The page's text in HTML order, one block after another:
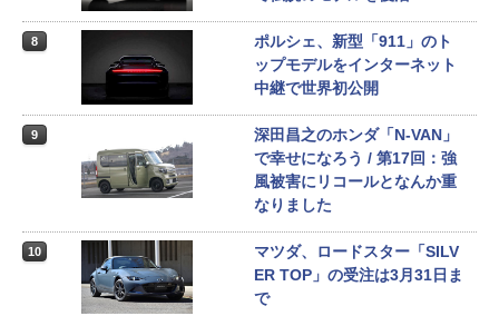
8
ポルシェ、新型「911」のト
ップモデルをインターネット
中継で世界初公開
9
深田昌之のホンダ「N-VAN」
で幸せになろう / 第17回：強
風被害にリコールとなんか重
なりました
10
マツダ、ロードスター「SILV
ER TOP」の受注は3月31日ま
で